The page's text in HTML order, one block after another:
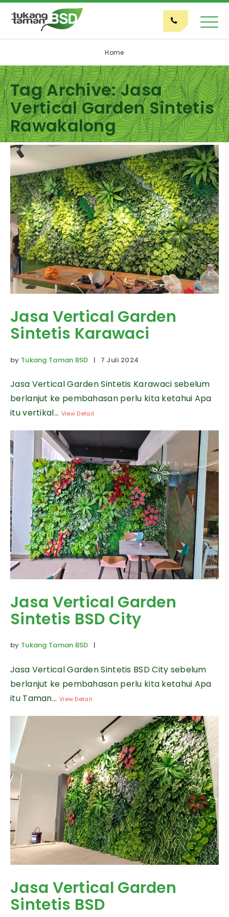
Home
Tag Archive: Jasa
Vertical Garden Sintetis
Rawakalong
Jasa Vertical Garden
Sintetis Karawaci
by Tukang Taman BSD | 7 Juli 2024
Jasa Vertical Garden Sintetis Karawaci sebelum
berlanjut ke pembahasan perlu kita ketahui Apa
itu vertikal... View Detail
Jasa Vertical Garden
Sintetis BSD City
by Tukang Taman BSD |
Jasa Vertical Garden Sintetis BSD City sebelum
berlanjut ke pembahasan perlu kita ketahui Apa
itu Taman... View Detail
Jasa Vertical Garden
Sintetis BSD